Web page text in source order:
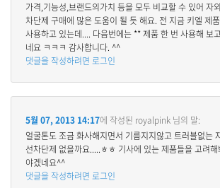
가격,기능성,브랜드의가치 등을 모두 비교할 수 있어 자
차단제 구매에 많은 도움이 될 듯 해요. 전 지금 키엘 제
사용하고 있는데.... 다음번에는 ** 제품 한 번 사용해 보
네요 ㅋㅋㅋ 감사합니다. ^^
댓글을 작성하려면 로그인
5월 07, 2013 14:17에 작성된 royalpink 님의 말:
얼굴톤도 조금 화사해지면서 기름지지않고 트러블없는
선차단제 없을까요.....ㅎㅎ 기사에 있는 제품들을 고려해
야겠네요^^
댓글을 작성하려면 로그인